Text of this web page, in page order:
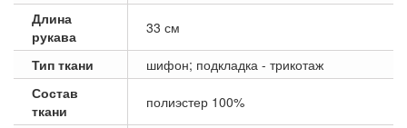
Длина
рукава
33 см
Тип ткани
шифон; подкладка - трикотаж
Состав
ткани
полиэстер 100%